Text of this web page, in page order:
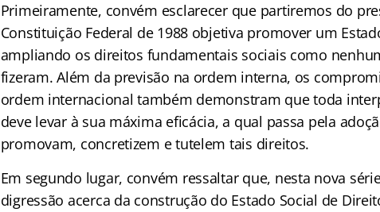
Primeiramente, convém esclarecer que partiremos do
Constituição Federal de 1988 objetiva promover um
ampliando os direitos fundamentais sociais como
fizeram. Além da previsão na ordem interna, os
ordem internacional também demonstram que toda
deve levar à sua máxima eficácia, a qual passa pela
promovam, concretizem e tutelem tais direitos.
Em segundo lugar, convém ressaltar que, nesta nova
digressão acerca da construção do Estado Social de